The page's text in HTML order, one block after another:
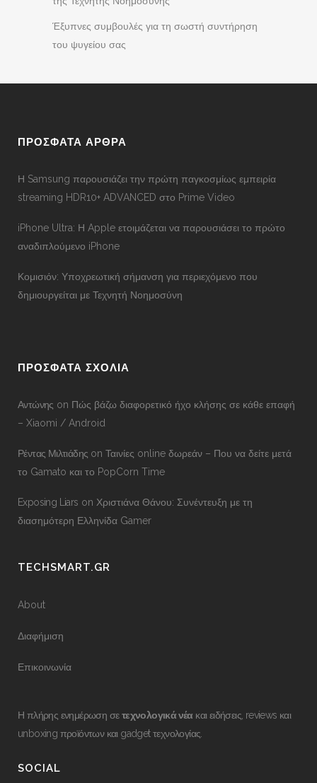
Έξυπνες συμβουλές για τη σωστή συντήρηση
του ψυγείου σας
ΠΡΟΣΦΑΤΑ ΑΡΘΡΑ
Η Samsung παρουσιάζει την πρώτη παγκοσμίως εμπειρία
streaming HDR10+ ADVANCED στο Prime Video
iPhone Ultra: Η Apple ετοιμάζεται να παρουσιάσει το πρώτο
αναδιπλούμενο iPhone
Κομισιόν: Υποχρεωτική σήμανση για περιεχόμενο που
δημιουργείται με Τεχνητή Νοημοσύνη
ΠΡΟΣΦΑΤΑ ΣΧΟΛΙΑ
Αντώνης on Πώς βάζω διαφορετικό ήχο κλήσης σε κάθε επαφή
– Xiaomi / Android
Ρέντας Μιλτιάδης onΤαινίες online δωρεάν – Που να δείτε μετά
το Gamato και το PopCorn Time
Exposing Liars on Χριστιάνα Θάνου: Συνέντευξη με τη
διασημότερη Ελληνίδα Gamer
TECHSMART.GR
About
Διαφήμιση
Επικοινωνία
Η πλήρης ενημέρωση σετεχνολογικά νέα και ειδήσεις, reviews και
unboxing προϊόντων και gadget τεχνολογίας.
SOCIAL